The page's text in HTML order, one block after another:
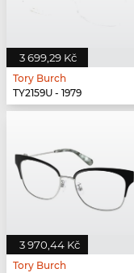
3 699,29 Kč
Tory Burch
TY2159U - 1979
3 970,44 Kč
Tory Burch